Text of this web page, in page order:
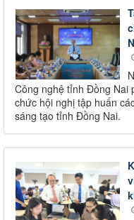
Công nghệ tỉnh Đồng Nai
chức hội nghị tập huấn
sáng tạo tỉnh Đồng Nai.